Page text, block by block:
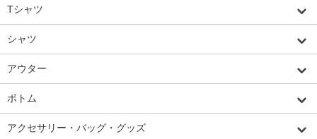
Tシャツ
シャツ
アウター
ボトム
アクセサリー・バッグ・グッズ